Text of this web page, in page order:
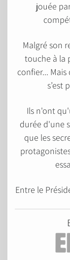
jouée
Malgré son
touche à la
confier... Mais
s’est
Ils n'ont
durée d'une
que les